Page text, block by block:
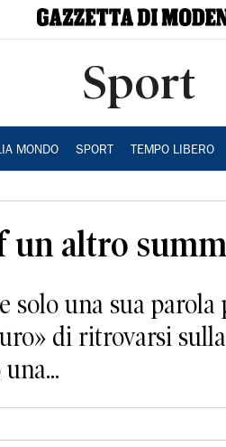
Sport
MONDO SPORT TEMPO LIBERO
un altro
solo una sua
di ritrovarsi